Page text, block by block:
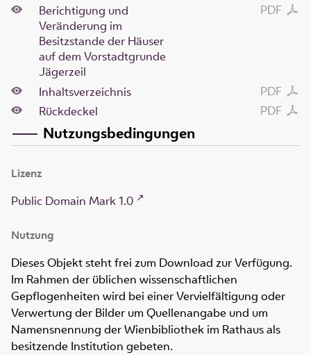
PDF
Berichtigung und
Veränderung im
Besitzstande der Häuser
auf dem Vorstadtgrunde
Jägerzeil
PDF
Inhaltsverzeichnis
PDF
Rückdeckel
Nutzungsbedingungen
Lizenz
Public Domain Mark 1.0
Nutzung
Dieses Objekt steht frei zum Download zur Verfügung.
Im Rahmen der üblichen wissenschaftlichen
Gepflogenheiten wird bei einer Vervielfältigung oder
Verwertung der Bilder um Quellenangabe und um
Namensnennung der Wienbibliothek im Rathaus als
besitzende Institution gebeten.